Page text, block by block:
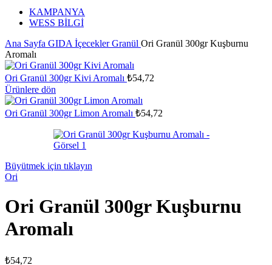
KAMPANYA
WESS BİLGİ
Ana Sayfa GIDA İçeceklerGranül Ori Granül 300gr Kuşburnu
Aromalı
Ori Granül 300gr Kivi Aromalı ₺54,72
Ürünlere dön
Ori Granül 300gr Limon Aromalı ₺54,72
Büyütmek için tıklayın
Ori
Ori Granül 300gr Kuşburnu
Aromalı
₺54,72